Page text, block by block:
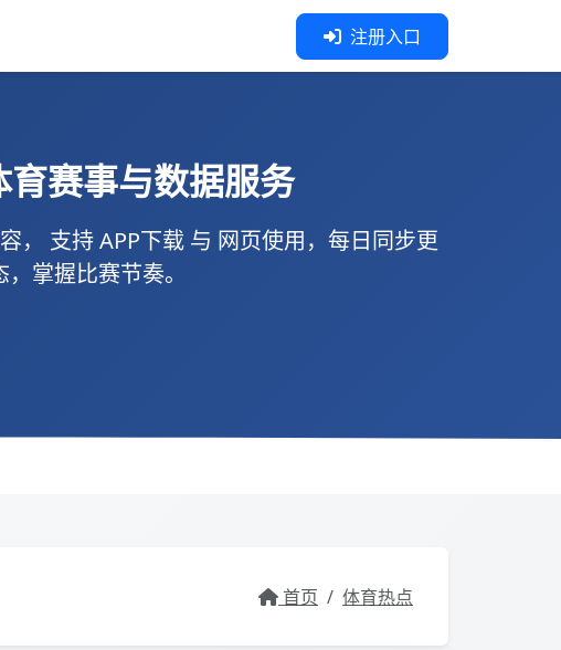
注册入口
赛事与数据服务
， 支持APP下载 与 网页使用，每日同步更
掌握比赛节奏。
首页 / 体育热点